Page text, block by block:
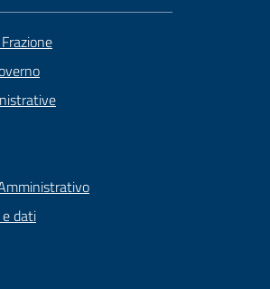
dati